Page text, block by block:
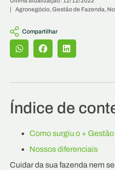
|
Agronegócio,Gestão de Fazenda,
Compartilhar
Índice de
Como surgiu o + Gestão
Nossos diferenciais
Cuidar da sua fazenda nem